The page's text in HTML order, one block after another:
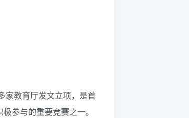
家教育厅发文立项，是首
参与的重要竞赛之一。